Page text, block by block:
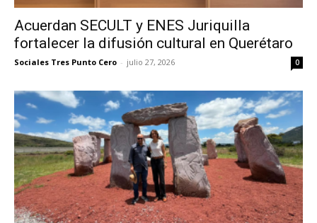
Acuerdan SECULT y ENES Juriquilla
fortalecer la difusión cultural en Querétaro
Sociales Tres Punto Cero - julio 27, 2026 0